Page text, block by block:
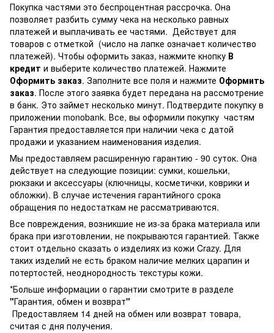
Покупка частями это беспроцентная рассрочка. Она
позволяет разбить сумму чека на несколько равных
платежей и выплачивать ее частями. Действует для
товаров с отметкой (число на лапке означает количество
платежей). Чтобы оформить заказ, нажмите кнопку В
кредит и выберите количество платежей. Нажмите
Оформить заказ. Заполните все поля и нажмите Оформить
заказ. После этого заявка будет передана на рассмотрение
в банк. Это займет несколько минут. Подтвердите покупку в
приложении monobank. Все, вы оформили покупку частям
Гарантия предоставляется при наличии чека с датой
продажи и указанием наименования изделия.
Мы предоставляем расширенную гарантию - 90 суток. Она
действует на следующие позиции: сумки, кошельки,
рюкзаки и аксессуары (ключницы, косметички, коврики и
обложки). В случае истечения гарантийного срока
обращения по недостаткам не рассматриваются.
Все повреждения, возникшие не из-за брака материала или
брака при изготовлении, не покрываются гарантией. Также
стоит отдельно сказать о изделиях из кожи Crazy. Для
таких изделий не есть браком наличие мелких царапин и
потертостей, неоднородность текстуры кожи.
*Больше информации о гарантии смотрите в разделе
"Гарантия, обмен и возврат"
Предоставляем 14 дней на обмен или возврат товара,
считая с дня получения.